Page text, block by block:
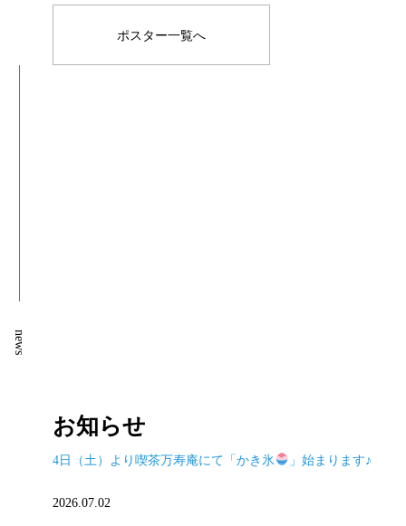
ポスター一覧へ
news
お知らせ
4日（土）より喫茶万寿庵にて「かき氷 」始まります♪
2026.07.02